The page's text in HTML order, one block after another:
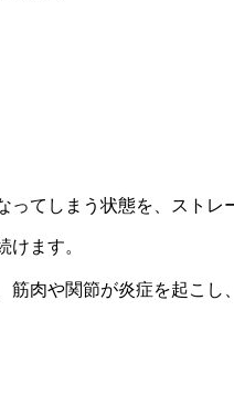
てしまう状態を、ストレ
ます。
肉や関節が炎症を起こ